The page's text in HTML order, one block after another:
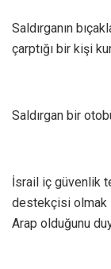
Saldırganın
çarptığı bir kişi
Saldırgan bir
İsrail iç güvenlik
destekçisi olmak
Arap olduğunu